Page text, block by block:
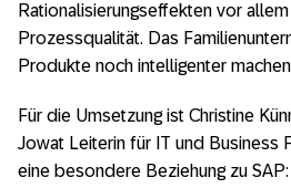
Rationalisierungseffekten vor
Prozessqualität. Das
Produkte noch intelligenter
Für die Umsetzung ist Christine
Jowat Leiterin für IT und Business
eine besondere Beziehung zu